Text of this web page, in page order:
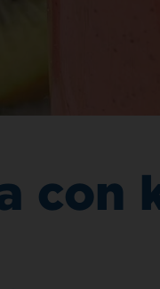
con